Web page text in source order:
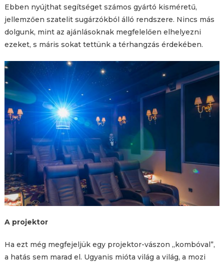
Ebben nyújthat segítséget számos gyártó kisméretű,
jellemzően szatelit sugárzókból álló rendszere. Nincs más
dolgunk, mint az ajánlásoknak megfelelően elhelyezni
ezeket, s máris sokat tettünk a térhangzás érdekében.
A projektor
Ha ezt még megfejeljük egy projektor-vászon „kombóval”,
a hatás sem marad el. Ugyanis mióta világ a világ, a mozi